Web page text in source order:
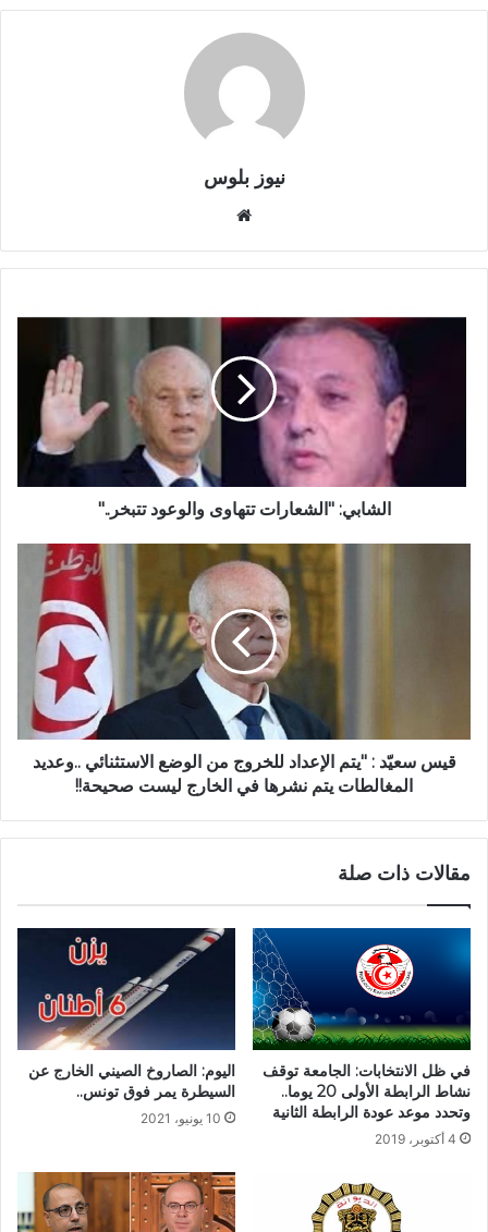
نيوز بلوس
الشابي: "الشعارات تتهاوى والوعود تتبخر.."
قيس سعيّد : "يتم الإعداد للخروج من الوضع الاستثنائي ..وعديد
المغالطات يتم نشرها في الخارج ليست صحيحة!!
مقالات ذات صلة
في ظل الانتخابات: الجامعة توقف
نشاط الرابطة الأولى 20 يوما..
وتحدد موعد عودة الرابطة الثانية
4 أكتوبر، 2019
اليوم: الصاروخ الصيني الخارج عن
السيطرة يمر فوق تونس..
10 يونيو، 2021